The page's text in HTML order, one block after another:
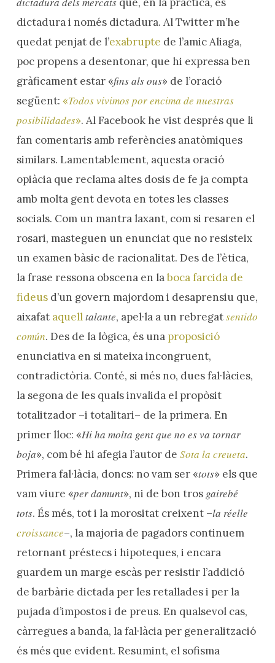
dictadura i només dictadura. Al Twitter m’he
quedat penjat de l’exabrupte de l’amic Aliaga,
poc propens a desentonar, que hi expressa ben
gràficament estar «fins als ous» de l’oració
següent: «Todos vivimos por encima de nuestras
posibilidades». Al Facebook he vist després que li
fan comentaris amb referències anatòmiques
similars. Lamentablement, aquesta oració
opiàcia que reclama altes dosis de fe ja compta
amb molta gent devota en totes les classes
socials. Com un mantra laxant, com si resaren el
rosari, masteguen un enunciat que no resisteix
un examen bàsic de racionalitat. Des de l’ètica,
la frase ressona obscena en laboca farcida de
fideusd’un govern majordom i desaprensiu que,
aixafat aquelltalante, apel·la a un rebregatsentido
común. Des de la lògica, és una proposició
enunciativa en si mateixa incongruent,
contradictòria. Conté, si més no, dues fal·làcies,
la segona de les quals invalida el propòsit
totalitzador –i totalitari– de la primera. En
primer lloc: «Hi ha molta gent que no es va tornar
boja», com bé hi afegia l’autor de Sota la creueta.
Primera fal·làcia, doncs: no vam ser «tots» els que
vam viure «per damunt», ni de bon tros gairebé
tots. És més, tot i la morositat creixent –la réelle
croissance–, la majoria de pagadors continuem
retornant préstecs i hipoteques, i encara
guardem un marge escàs per resistir l’addició
de barbàrie dictada per les retallades i per la
pujada d’impostos i de preus. En qualsevol cas,
càrregues a banda, la fal·làcia per generalització
és més que evident. Resumint, el sofisma